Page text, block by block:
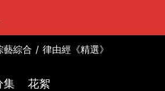
藝綜合 / 律由經《精選》
集 花絮